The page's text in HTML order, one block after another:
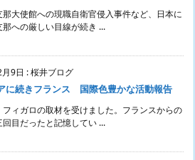
那大使館への現職自衛官侵入事件など、日本に
那への厳しい目線が続き ...
9日 :桜井ブログ
に続きフランス 国際色豊かな活動報告
フィガロの取材を受けました。フランスからの
回目だったと記憶してい ...